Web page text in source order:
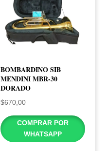
BOMBARDINO SIB
MENDINI MBR-30
DORADO
$670,00
COMPRAR POR
WHATSAPP